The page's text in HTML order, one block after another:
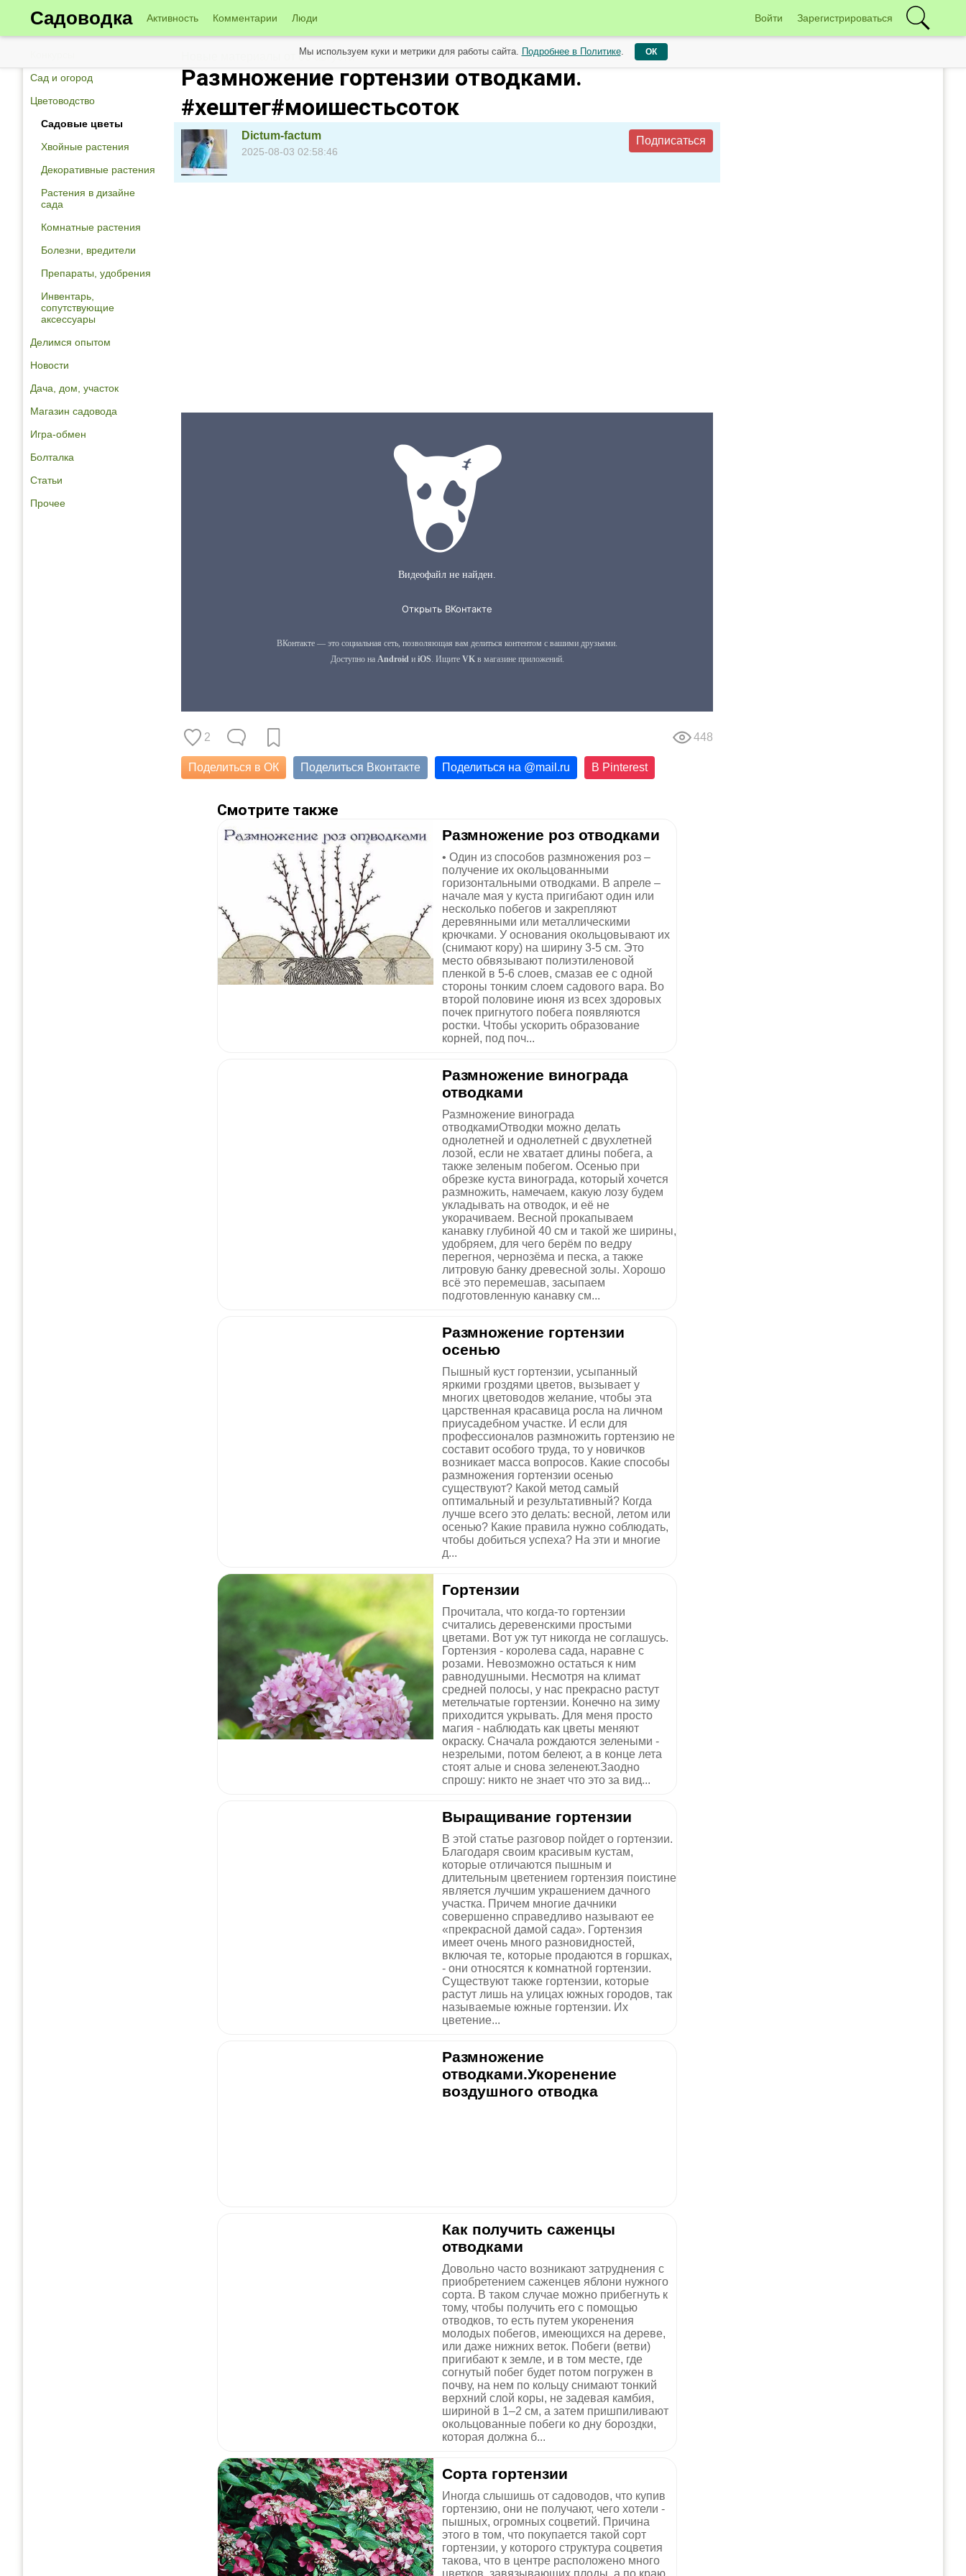
Садоводка Активность Комментарии Люди Войти Зарегистрироваться
Сад и огород
Цветоводство
Садовые цветы
Хвойные растения
Декоративные растения
Растения в дизайне
сада
Комнатные растения
Болезни, вредители
Препараты, удобрения
Инвентарь,
сопутствующие
аксессуары
Делимся опытом
Новости
Дача, дом, участок
Магазин садовода
Игра-обмен
Болталка
Статьи
Прочее
Новые материалы от 03 августа
Размножение гортензии отводками.
#хештег#моишестьсоток
Dictum-factum
2025-08-03 02:58:46
Подписаться
2 448
Поделиться в ОК Поделиться Вконтакте Поделиться на @mail.ru В Pinterest
Смотрите также
Размножение роз отводками
• Один из способов размножения роз –
получение их окольцованными
горизонтальными отводками. В апреле –
начале мая у куста пригибают один или
несколько побегов и закрепляют
деревянными или металлическими
крючками. У основания окольцовывают их
(снимают кору) на ширину 3-5 см. Это
место обвязывают полиэтиленовой
пленкой в 5-6 слоев, смазав ее с одной
стороны тонким слоем садового вара. Во
второй половине июня из всех здоровых
почек пригнутого побега появляются
ростки. Чтобы ускорить образование
корней, под поч...
Размножение винограда
отводками
Размножение винограда
отводкамиОтводки можно делать
однолетней и однолетней с двухлетней
лозой, если не хватает длины побега, а
также зеленым побегом. Осенью при
обрезке куста винограда, который хочется
размножить, намечаем, какую лозу будем
укладывать на отводок, и её не
укорачиваем. Весной прокапываем
канавку глубиной 40 см и такой же ширины,
удобряем, для чего берём по ведру
перегноя, чернозёма и песка, а также
литровую банку древесной золы. Хорошо
всё это перемешав, засыпаем
подготовленную канавку см...
Размножение гортензии
осенью
Пышный куст гортензии, усыпанный
яркими гроздями цветов, вызывает у
многих цветоводов желание, чтобы эта
царственная красавица росла на личном
приусадебном участке. И если для
профессионалов размножить гортензию не
составит особого труда, то у новичков
возникает масса вопросов. Какие способы
размножения гортензии осенью
существуют? Какой метод самый
оптимальный и результативный? Когда
лучше всего это делать: весной, летом или
осенью? Какие правила нужно соблюдать,
чтобы добиться успеха? На эти и многие
д...
Гортензии
Прочитала, что когда-то гортензии
считались деревенскими простыми
цветами. Вот уж тут никогда не соглашусь.
Гортензия - королева сада, наравне с
розами. Невозможно остаться к ним
равнодушными. Несмотря на климат
средней полосы, у нас прекрасно растут
метельчатые гортензии. Конечно на зиму
приходится укрывать. Для меня просто
магия - наблюдать как цветы меняют
окраску. Сначала рождаются зелеными -
незрелыми, потом белеют, а в конце лета
стоят алые и снова зеленеют.Заодно
спрошу: никто не знает что это за вид...
Выращивание гортензии
В этой статье разговор пойдет о гортензии.
Благодаря своим красивым кустам,
которые отличаются пышным и
длительным цветением гортензия поистине
является лучшим украшением дачного
участка. Причем многие дачники
совершенно справедливо называют ее
«прекрасной дамой сада». Гортензия
имеет очень много разновидностей,
включая те, которые продаются в горшках,
- они относятся к комнатной гортензии.
Существуют также гортензии, которые
растут лишь на улицах южных городов, так
называемые южные гортензии. Их
цветение...
Размножение
отводками.Укоренение
воздушного отводка
Как получить саженцы
отводками
Довольно часто возникают затруднения с
приобретением саженцев яблони нужного
сорта. В таком случае можно прибегнуть к
тому, чтобы получить его с помощью
отводков, то есть путем укоренения
молодых побегов, имеющихся на дереве,
или даже нижних веток. Побеги (ветви)
пригибают к земле, и в том месте, где
согнутый побег будет потом погружен в
почву, на нем по кольцу снимают тонкий
верхний слой коры, не задевая камбия,
шириной в 1–2 см, а затем пришпиливают
окольцованные побеги ко дну бороздки,
которая должна б...
Сорта гортензии
Иногда слышишь от садоводов, что купив
гортензию, они не получают, чего хотели -
пышных, огромных соцветий. Причина
этого в том, что покупается такой сорт
гортензии, у которого структура соцветия
такова, что в центре расположено много
Мы используем куки и метрики для работы сайта. Подробнее в Политике. ОК